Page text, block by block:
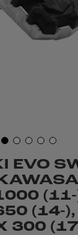
EVO
(11-
(14-),
300